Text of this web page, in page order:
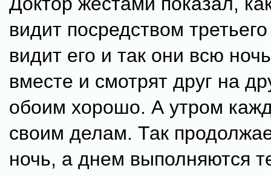
видит посредством
видит его и так они всю
вместе и смотрят друг на
обоим хорошо. А утром
своим делам. Так
ночь, а днем выполняются